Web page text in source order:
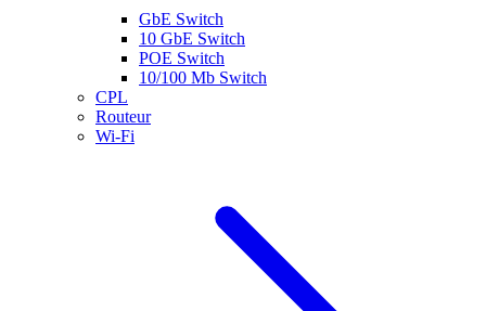
GbE Switch
10 GbE Switch
POE Switch
10/100 Mb Switch
CPL
Routeur
Wi-Fi